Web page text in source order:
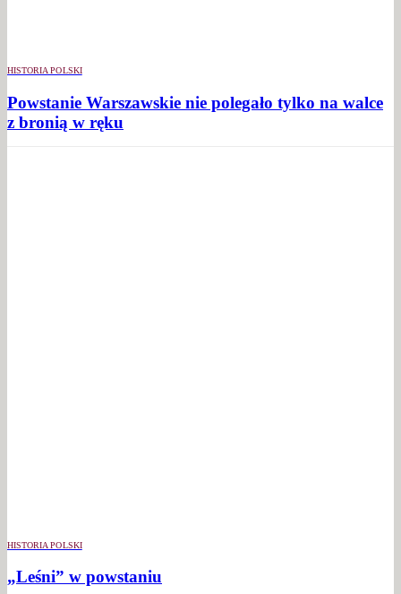
HISTORIA POLSKI
Powstanie Warszawskie nie polegało tylko na walce
z bronią w ręku
HISTORIA POLSKI
„Leśni” w powstaniu